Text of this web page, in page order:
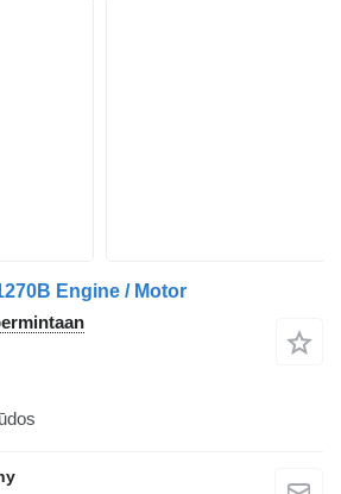
Engine / Motor